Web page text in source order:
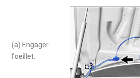
(a) Engager
l'oeillet.